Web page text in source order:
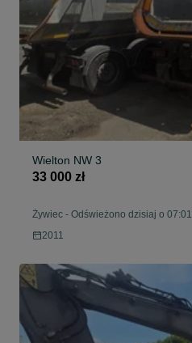
Wielton NW 3
33 000 zł
Żywiec - Odświeżono dzisiaj o 07:01
2011